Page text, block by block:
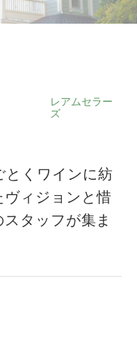
レアムセラー
ズ
とくワインに紡
ヴィジョンと惜
タッフが集ま